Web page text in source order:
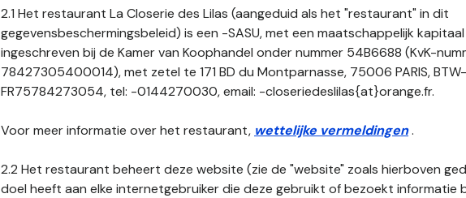
2.1 Het restaurant La Closerie des Lilas (aangeduid als het "restaurant" in dit
gegevensbeschermingsbeleid) is een -SASU, met een maatschappelijk
ingeschreven bij de Kamer van Koophandel onder nummer 54B6688 (KvK-
78427305400014), met zetel te 171 BD du Montparnasse, 75006 PARIS,
FR75784273054, tel: -0144270030, email: -closeriedeslilas{at}orange.fr.
Voor meer informatie over het restaurant, wettelijke vermeldingen.
2.2 Het restaurant beheert deze website (zie de "website" zoals hierboven
doel heeft aan elke internetgebruiker die deze gebruikt of bezoekt informatie